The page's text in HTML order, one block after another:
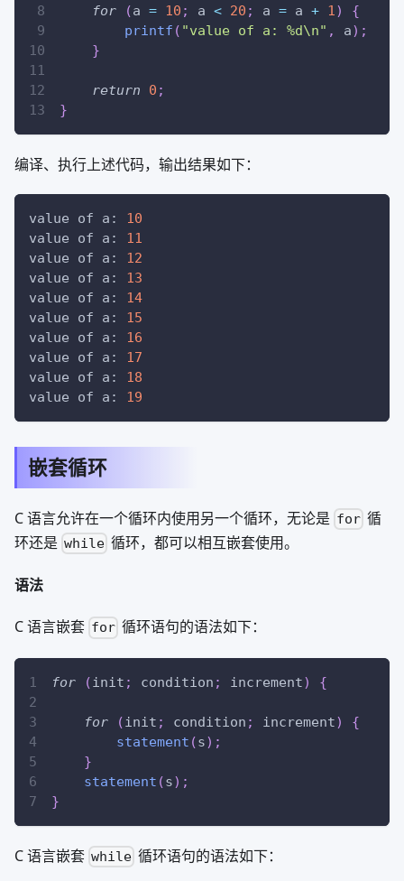
for
(a = 10 ; a < 20 ; a = a + 1)
{
printf ( "value of a: %d\n" , a) ;
}
return 0 ;
}
编译、执行上述代码，输出结果如下：
value of a: 10
value of a: 11
value of a: 12
value of a: 13
value of a: 14
value of a: 15
value of a: 16
value of a: 17
value of a: 18
value of a: 19
嵌套循环
C 语言允许在一个循环内使用另一个循环，无论是 for 循
环还是 while 循环，都可以相互嵌套使用。
语法
C 语言嵌套 for 循环语句的语法如下：
for ( init ; condition ; increment) {
for ( init ; condition ; increment)
{
statement (s) ;
}
statement (s) ;
}
C 语言嵌套 while 循环语句的语法如下：